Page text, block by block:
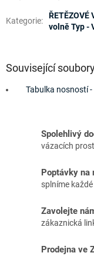
Kategorie:
ŘETĚZOVÉ
volně Typ -
Související
Tabulka nosností
Spolehlivý
vázacích
Poptávky na
splníme
Zavolejte
zákaznická
Prodejna ve